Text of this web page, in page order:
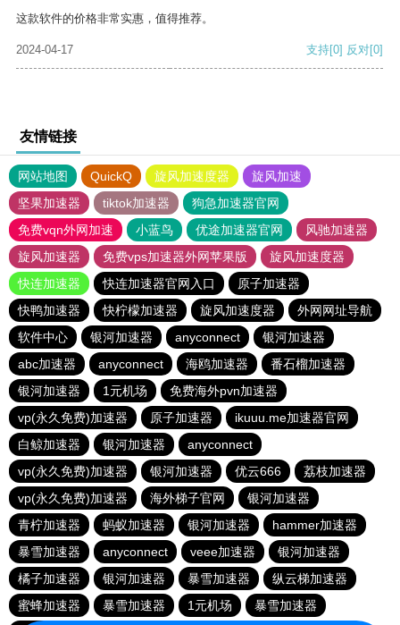
这款软件的价格非常实惠，值得推荐。
2024-04-17 支持[0] 反对[0]
友情链接
网站地图 QuickQ 旋风加速度器
旋风加速
坚果加速器
tiktok加速器
狗急加速器官网
免费vqn外网加速
小蓝鸟 优途加速器官网
风驰加速器
旋风加速器
免费vps加速器外网苹果版
旋风加速度器
快连加速器
快连加速器官网入口
原子加速器
快鸭加速器
快柠檬加速器 旋风加速度器
外网网址导航
软件中心
银河加速器 anyconnect
银河加速器
abc加速器
anyconnect 海鸥加速器
番石榴加速器
银河加速器
1元机场
免费海外pvn加速器
vp(永久免费)加速器
原子加速器
ikuuu.me加速器官网
白鲸加速器
银河加速器
anyconnect
vp(永久免费)加速器
银河加速器 优云666
荔枝加速器
vp(永久免费)加速器
海外梯子官网
银河加速器
青柠加速器
蚂蚁加速器 银河加速器
hammer加速器
暴雪加速器
anyconnect veee加速器
银河加速器
橘子加速器
银河加速器 暴雪加速器
纵云梯加速器
蜜蜂加速器
暴雪加速器 1元机场 暴雪加速器